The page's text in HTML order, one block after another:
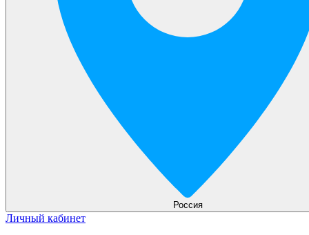
Россия
Личный кабинет